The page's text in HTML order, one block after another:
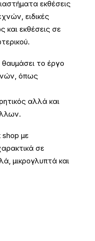
εκθέσεις
ειδικές
και εκθέσεις σε
το έργο
όπως
αλλά και
shop με
σε
μικρογλυπτά και